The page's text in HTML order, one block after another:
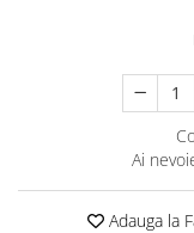
Ai
Adauga la